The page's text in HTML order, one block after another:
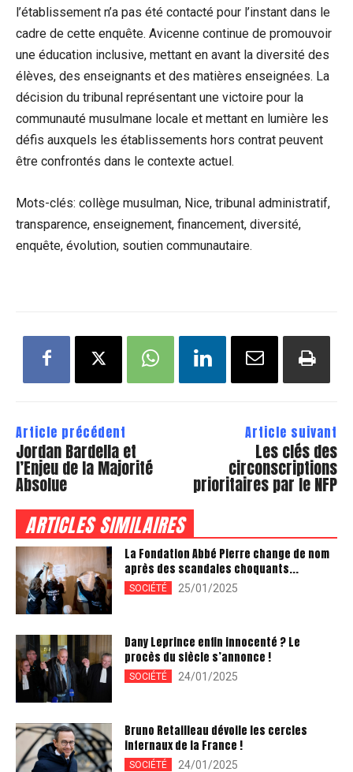
l’établissement n’a pas été contacté pour l’instant dans le
cadre de cette enquête. Avicenne continue de promouvoir
une éducation inclusive, mettant en avant la diversité des
élèves, des enseignants et des matières enseignées. La
décision du tribunal représentant une victoire pour la
communauté musulmane locale et mettant en lumière les
défis auxquels les établissements hors contrat peuvent
être confrontés dans le contexte actuel.
Mots-clés: collège musulman, Nice, tribunal administratif,
transparence, enseignement, financement, diversité,
enquête, évolution, soutien communautaire.
Article précédent
Jordan Bardella et
l’Enjeu de la Majorité
Absolue
Article suivant
Les clés des
circonscriptions
prioritaires par le NFP
ARTICLES SIMILAIRES
La Fondation Abbé Pierre change de nom
après des scandales choquants...
SOCIÉTÉ 25/01/2025
Dany Leprince enfin innocenté ? Le
procès du siècle s’annonce !
SOCIÉTÉ 24/01/2025
Bruno Retailleau dévoile les cercles
infernaux de la France !
SOCIÉTÉ 24/01/2025